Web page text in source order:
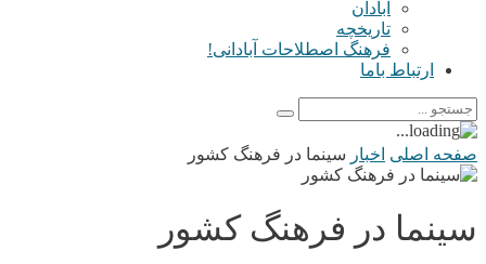
آبادان
تاریخچه
فرهنگ اصطلاحات آبادانی!
ارتباط باما
صفحه اصلی اخبار سینما در فرهنگ کشور
سینما در فرهنگ کشور